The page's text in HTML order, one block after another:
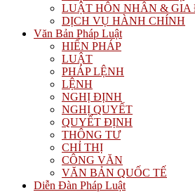
LUẬT HÔN NHÂN & GIA
DỊCH VỤ HÀNH CHÍNH
Văn Bản Pháp Luật
HIẾN PHÁP
LUẬT
PHÁP LỆNH
LỆNH
NGHỊ ĐỊNH
NGHỊ QUYẾT
QUYẾT ĐỊNH
THÔNG TƯ
CHỈ THỊ
CÔNG VĂN
VĂN BẢN QUỐC TẾ
Diễn Đàn Pháp Luật